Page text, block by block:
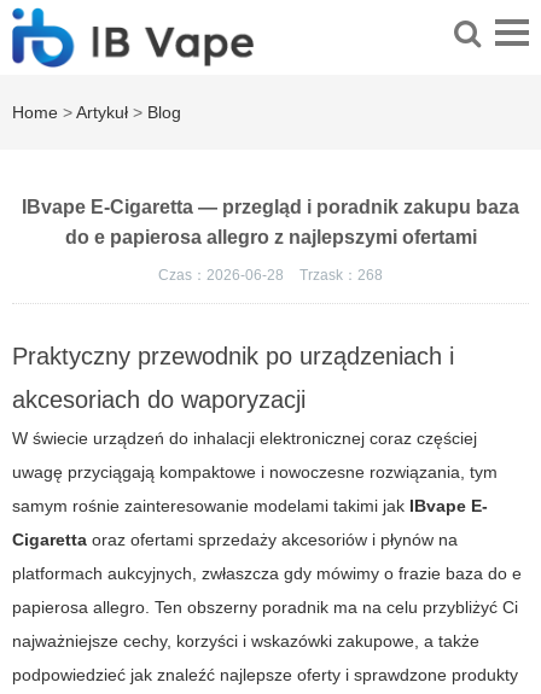
Home >Artykuł > Blog
IBvape E-Cigaretta — przegląd i poradnik zakupu baza
do e papierosa allegro z najlepszymi ofertami
Czas：2026-06-28 Trzask： 268
Praktyczny przewodnik po urządzeniach i
akcesoriach do waporyzacji
W świecie urządzeń do inhalacji elektronicznej coraz częściej
uwagę przyciągają kompaktowe i nowoczesne rozwiązania, tym
samym rośnie zainteresowanie modelami takimi jak IBvape E-
Cigaretta oraz ofertami sprzedaży akcesoriów i płynów na
platformach aukcyjnych, zwłaszcza gdy mówimy o frazie baza do e
papierosa allegro. Ten obszerny poradnik ma na celu przybliżyć Ci
najważniejsze cechy, korzyści i wskazówki zakupowe, a także
podpowiedzieć jak znaleźć najlepsze oferty i sprawdzone produkty